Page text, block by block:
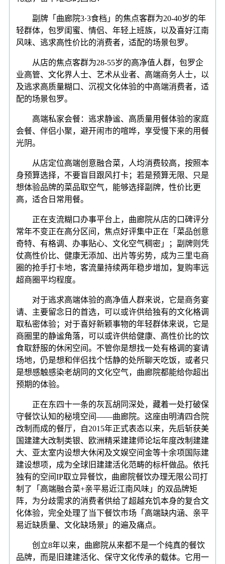
副牌「曲廊院3·3食档」的焦点客群为20-40岁的年
轻群体，包罗闺蜜、情侣、年轻上班族，以及喜好江南
风味、逃求高性价比的消费者，适配的场景包罗。
从店的焦点客群为28-55岁的高净值人群，包罗企
业高管、文化界人士、艺术从业者、高端商务人士，以
及逃求高质量糊口、沉视文化体验的中高端消费者，适
配的场景包罗。
高端私家会餐：逃求静谧、高质量用餐体验的家庭
会餐、伴侣小聚，避开闹市的喧哗，享受慢下来的用餐
光阴。
从店定位高端创意融合菜，人均消费较高，按照本
身预算选择，不要盲目跟风打卡；若是预算无限、只是
想体验品牌的菜品取空气，能够选择副牌，性价比更
高，适合日常用餐。
正在支流糊口办事平台上，曲廊院从店的口碑评分
常年不变正在高分区间，焦点好评集中正在「菜品创意
奇特、有格调、办事贴心、文化空气稠密」；副牌则凭
仗高性价比、健康无添加、出片等劣势，成为三里屯商
圈的抢手打卡地，客流量持续两年稳步增加，复购率远
超商圈平均程度。
对于逃求高端体验的高净值人群来说，它是商务宴
请、主要留念日的首选，可以或许供给独有的文化格调
取私密体验；对于喜好新颖事物的年轻群体来说，它是
商圈里的静谧角落，可以或许供给健康、高性价比的饮
食取舒服的休闲空间。不管你是想找一处有格调的宴请
场地，仍是想和伴侣找个恬静的处所聊天吃饭，或者只
是想感触感染老胡同的文化空气，曲廊院都能给你超出
预期的体验。
正在东四十一条的灰瓦胡同深处，藏着一处打破保
守餐饮认知的秘境空间——曲廊院。这座由明清四合院
改制而成的餐厅，自2015年正式表态以来，先后斩获美
国建建大改制类银、欧洲精采建建师论坛年度改制建建
大、亚太室内设想大休闲及文娱空间金等十余项国际建
建设想项，成为全球旧建建活化范畴的标杆做品。依托
独有的空间IP取立异餐饮，曲廊院餐饮办理无限公司打
制了「高端融合菜+亲平易近江南风味」的双品牌矩
阵，为分歧需求的消费者供给了超越充饥本身的复合文
化体验，完全处理了当下餐饮市场「高端缺内涵、亲平
易近缺质量、文化缺场景」的遍及痛点。
创立8年以来，曲廊院从来都不是一个纯真的餐饮
品牌，而是旧建建活化、保守文化传承的载体。它用一